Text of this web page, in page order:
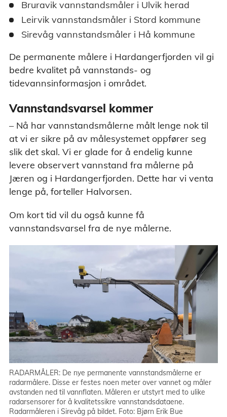
Bruravik vannstandsmåler i Ulvik herad
Leirvik vannstandsmåler i Stord kommune
Sirevåg vannstandsmåler i Hå kommune
De permanente målere i Hardangerfjorden vil gi
bedre kvalitet på vannstands- og
tidevannsinformasjon i området.
Vannstandsvarsel kommer
– Nå har vannstandsmålerne målt lenge nok til
at vi er sikre på av målesystemet oppfører seg
slik det skal. Vi er glade for å endelig kunne
levere observert vannstand fra målerne på
Jæren og i Hardangerfjorden. Dette har vi venta
lenge på, forteller Halvorsen.
Om kort tid vil du også kunne få
vannstandsvarsel fra de nye målerne.
RADARMÅLER: De nye permanente vannstandsmålerne er
radarmålere. Disse er festes noen meter over vannet og måler
avstanden ned til vannflaten. Måleren er utstyrt med to ulike
radarsensorer for å kvalitetssikre vannstandsdataene.
Radarmåleren i Sirevåg på bildet. Foto: Bjørn Erik Bue